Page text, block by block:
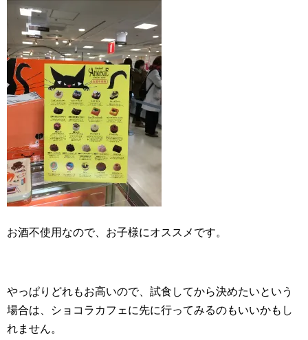
お酒不使用なので、お子様にオススメです。
やっぱりどれもお高いので、試食してから決めたいという
場合は、ショコラカフェに先に行ってみるのもいいかもし
れません。